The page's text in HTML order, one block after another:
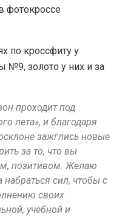
фотокроссе
по кроссфиту у
№9, золото у них и за
проходит под
лета», и благодаря
зажглись новые
за то, что вы
позитивом. Желаю
набраться сил, чтобы с
своих
учебной и